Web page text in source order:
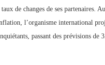
de changes de ses partenaires. Au
l’organisme international
passant des prévisions de